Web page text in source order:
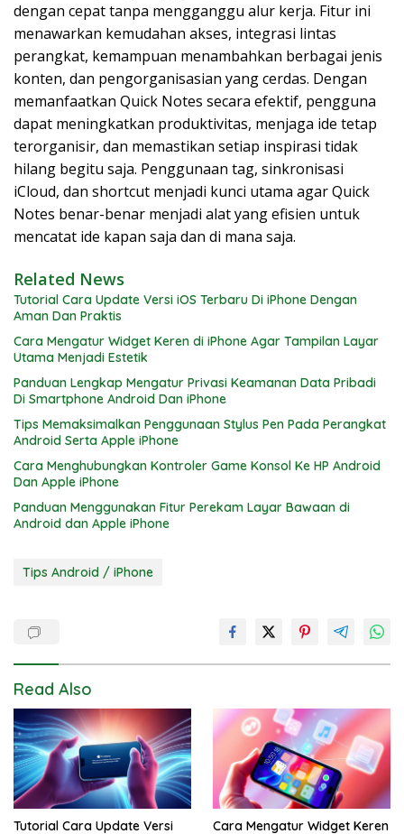
dengan cepat tanpa mengganggu alur kerja. Fitur ini
menawarkan kemudahan akses, integrasi lintas
perangkat, kemampuan menambahkan berbagai jenis
konten, dan pengorganisasian yang cerdas. Dengan
memanfaatkan Quick Notes secara efektif, pengguna
dapat meningkatkan produktivitas, menjaga ide tetap
terorganisir, dan memastikan setiap inspirasi tidak
hilang begitu saja. Penggunaan tag, sinkronisasi
iCloud, dan shortcut menjadi kunci utama agar Quick
Notes benar-benar menjadi alat yang efisien untuk
mencatat ide kapan saja dan di mana saja.
Related News
Tutorial Cara Update Versi iOS Terbaru Di iPhone Dengan
Aman Dan Praktis
Cara Mengatur Widget Keren di iPhone Agar Tampilan Layar
Utama Menjadi Estetik
Panduan Lengkap Mengatur Privasi Keamanan Data Pribadi
Di Smartphone Android Dan iPhone
Tips Memaksimalkan Penggunaan Stylus Pen Pada Perangkat
Android Serta Apple iPhone
Cara Menghubungkan Kontroler Game Konsol Ke HP Android
Dan Apple iPhone
Panduan Menggunakan Fitur Perekam Layar Bawaan di
Android dan Apple iPhone
Tips Android / iPhone
Read Also
Tutorial Cara Update Versi
Cara Mengatur Widget Keren